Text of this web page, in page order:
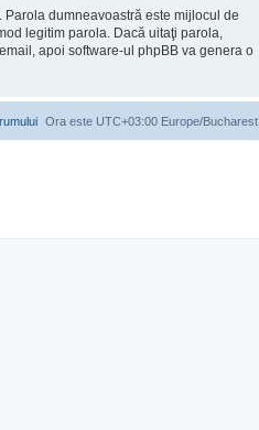
dumneavoastră este mijlocul de
legitim parola. Dacă uitaţi parola,
apoi software-ul phpBB va genera o
Ora este UTC+03:00 Europe/Bucharest